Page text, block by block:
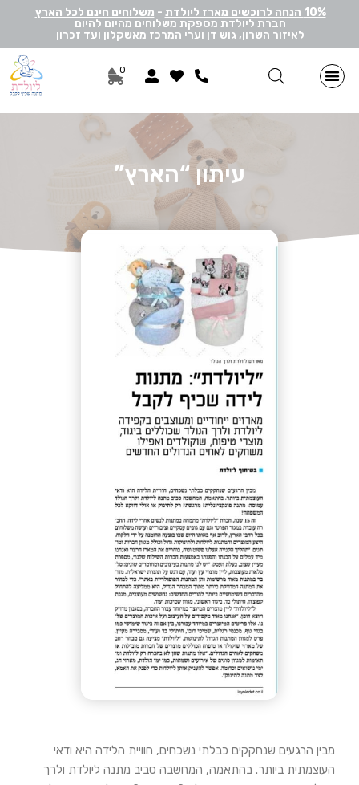
10% הנחה לרוכשים מארז ליולדת - משלוחים חינם לכל הארץ
חברת ליולדת מספקת משלוחים מהיום להיום
לאיזור השרון, גוש דן וערי המרכז מאשקלון ועד זכרון
0
עיתון “הארץ”
מבין הרגעים שנחקקים כבלתי נשכחים, חוויית הלידה היא ודאי
העוצמתית ביותר. בהתאמה, המחשבה סביב מתנה ליולדת ולרך